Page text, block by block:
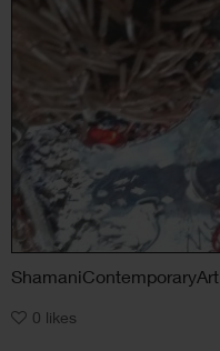
ShamaniContemporaryArt
0 likes